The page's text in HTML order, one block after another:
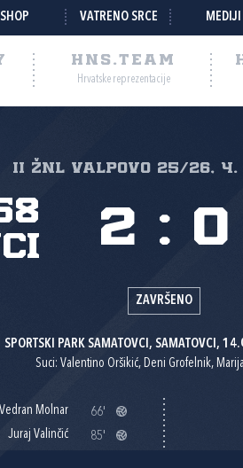
SHOP VATRENO SRCE MEDIJI
HNS.TEAM
Hrvatske reprezentacije
II ŽNL VALPOVO 25/26,
2 : 0
ZAVRŠENO
SPORTSKI PARK SAMATOVCI, SAMATOVCI,
Suci: Valentino Oršikić, Deni Grofelnik,
Vedran Molnar
66'
Juraj Valinčić
85'